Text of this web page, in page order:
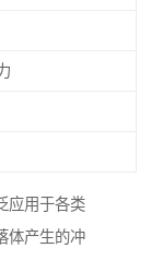
应用于各类
体产生的冲